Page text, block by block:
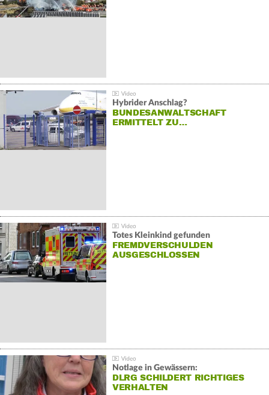
Hybrider Anschlag?
BUNDESANWALTSCHAFT
ERMITTELT ZU…
Totes Kleinkind gefunden
FREMDVERSCHULDEN
AUSGESCHLOSSEN
Notlage in Gewässern:
DLRG SCHILDERT RICHTIGES
VERHALTEN